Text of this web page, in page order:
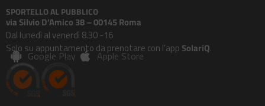
SPORTELLO AL PUBBLICO
via Silvio D’Amico 38 – 00145 Roma
Dal lunedì al venerdì 8.30 -16
Solo su appuntamento da prenotare con l’app SolariQ.
Google Play Apple Store